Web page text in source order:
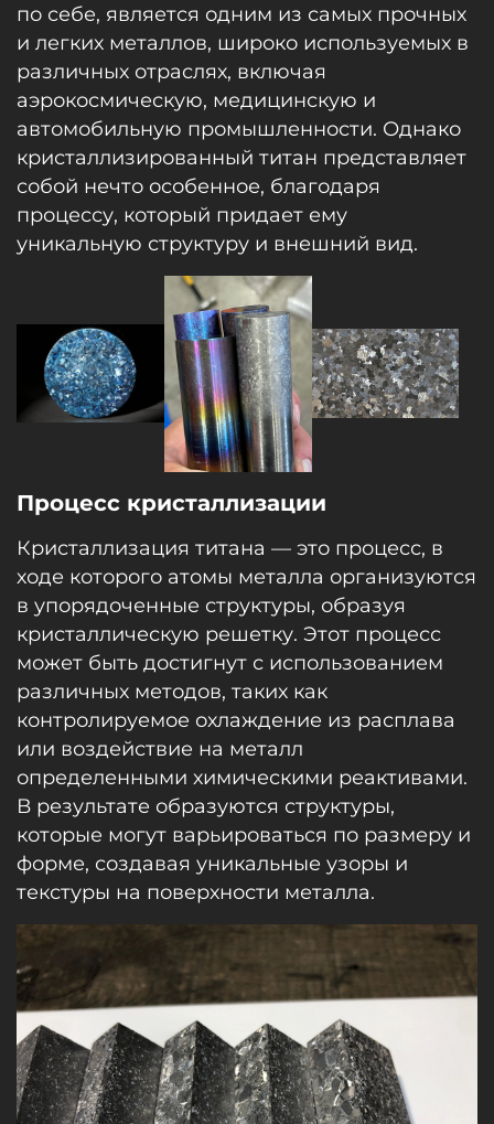
по себе, является одним из самых прочных
и легких металлов, широко используемых в
различных отраслях, включая
аэрокосмическую, медицинскую и
автомобильную промышленности. Однако
кристаллизированный титан представляет
собой нечто особенное, благодаря
процессу, который придает ему
уникальную структуру и внешний вид.
Процесс кристаллизации
Кристаллизация титана — это процесс, в
ходе которого атомы металла организуются
в упорядоченные структуры, образуя
кристаллическую решетку. Этот процесс
может быть достигнут с использованием
различных методов, таких как
контролируемое охлаждение из расплава
или воздействие на металл
определенными химическими реактивами.
В результате образуются структуры,
которые могут варьироваться по размеру и
форме, создавая уникальные узоры и
текстуры на поверхности металла.